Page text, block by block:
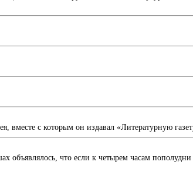
с которым он издавал «Литературную
что если к четырем часам